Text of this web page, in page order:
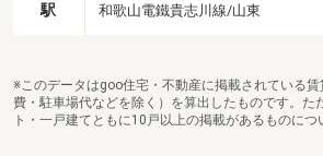
駅 和歌山電鐵貴志川線/山東
※このデータはgoo住宅・不動産に掲載されている
費・駐車場代などを除く）を算出したものです。た
ト・一戸建てともに10戸以上の掲載があるものにつ